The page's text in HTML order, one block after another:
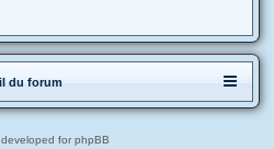
du forum
for phpBB